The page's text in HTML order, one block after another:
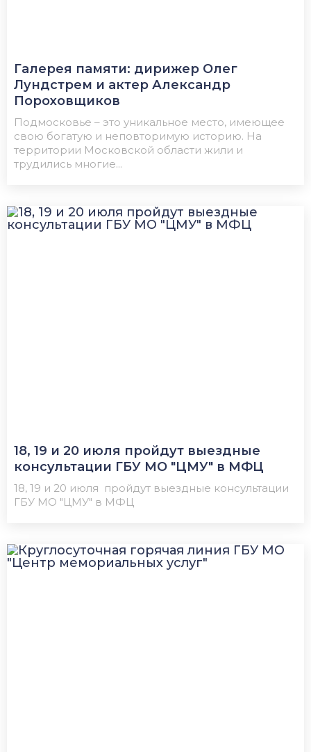
Галерея памяти: дирижер Олег
Лундстрем и актер Александр
Пороховщиков
Подмосковье – это уникальное место, имеющее
свою богатую и неповторимую историю. На
территории Московской области жили и
трудились многие...
18, 19 и 20 июля пройдут выездные
консультации ГБУ МО "ЦМУ" в МФЦ
18, 19 и 20 июля пройдут выездные консультации
ГБУ МО "ЦМУ" в МФЦ